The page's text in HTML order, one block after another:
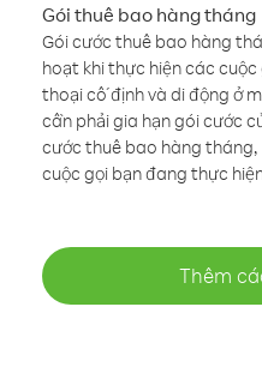
Gói thuê bao hàng tháng
Gói cước thuê bao hàng
hoạt khi thực hiện các
thoại cố định và di động ở
cần phải gia hạn gói cước
cước thuê bao hàng
cuộc gọi bạn đang thực
Thêm